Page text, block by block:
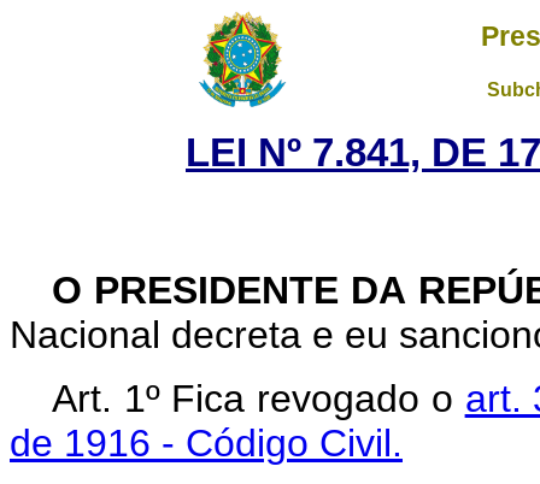
LEI Nº 7.841, DE
O PRESIDENTE DA
Nacional decreta e eu
Art. 1º Fica revogado o art.
de 1916 - Código Civil.